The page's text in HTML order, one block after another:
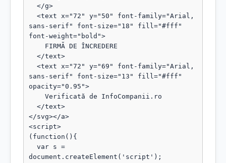
sans-serif" font-size="18" fill="#fff"
font-weight="bold">
sans-serif" font-size="13" fill="#fff"
opacity="0.95">
</svg></a>
<script>
(function(){
document.createElement('script');